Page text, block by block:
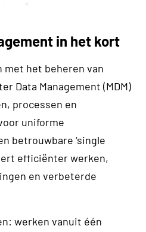
in het kort
met het beheren van
Data Management (MDM)
processen en
uniforme
betrouwbare ‘single
efficiënter werken,
en verbeterde
werken vanuit één